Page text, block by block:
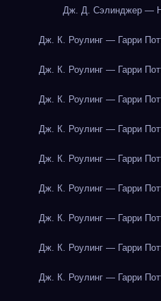
Дж. Д. Сэлинджер —
Дж. К. Роулинг — Гарри
Дж. К. Роулинг — Гарри
Дж. К. Роулинг — Гарри
Дж. К. Роулинг — Гарри
Дж. К. Роулинг — Гарри
Дж. К. Роулинг — Гарри
Дж. К. Роулинг — Гарри
Дж. К. Роулинг — Гарри
Дж. К. Роулинг — Гарри